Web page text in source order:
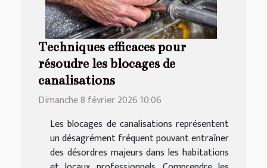
Techniques efficaces pour
résoudre les blocages de
canalisations
Dimanche 8 février 2026 10:06
Les blocages de canalisations représentent
un désagrément fréquent pouvant entraîner
des désordres majeurs dans les habitations